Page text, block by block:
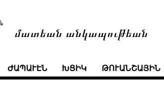
մատեան անկապութեան
ԺԱՊԱՒԷՆ ԽՑԻԿ ԹՈՒԱՆՇԱՅԻՆ